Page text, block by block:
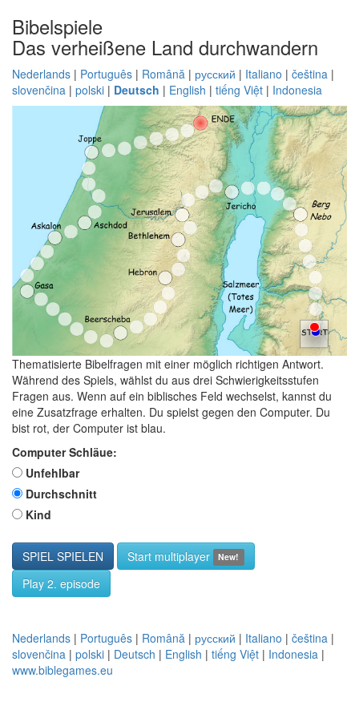
Bibelspiele
Das verheißene Land durchwandern
Nederlands | Português | Română | русский | Italiano | čeština |
slovenčina | polski | Deutsch | English | tiếng Việt | Indonesia
Thematisierte Bibelfragen mit einer möglich richtigen Antwort.
Während des Spiels, wählst du aus drei Schwierigkeitsstufen
Fragen aus. Wenn auf ein biblisches Feld wechselst, kannst du
eine Zusatzfrage erhalten. Du spielst gegen den Computer. Du
bist rot, der Computer ist blau.
Computer Schläue:
Unfehlbar
Durchschnitt
Kind
SPIEL SPIELEN Start multiplayer New!
Play 2. episode
Nederlands | Português | Română | русский | Italiano | čeština |
slovenčina | polski | Deutsch | English | tiếng Việt | Indonesia |
www.biblegames.eu